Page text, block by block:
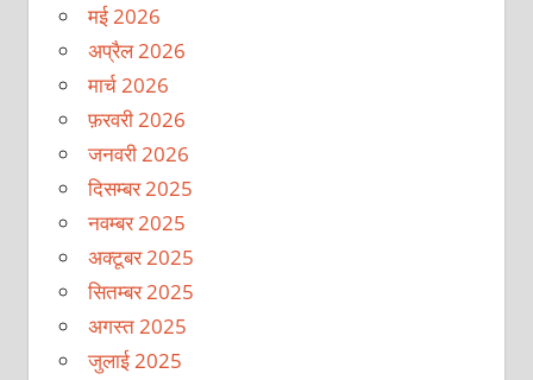
मई 2026
अप्रैल 2026
मार्च 2026
फ़रवरी 2026
जनवरी 2026
दिसम्बर 2025
नवम्बर 2025
अक्टूबर 2025
सितम्बर 2025
अगस्त 2025
जुलाई 2025